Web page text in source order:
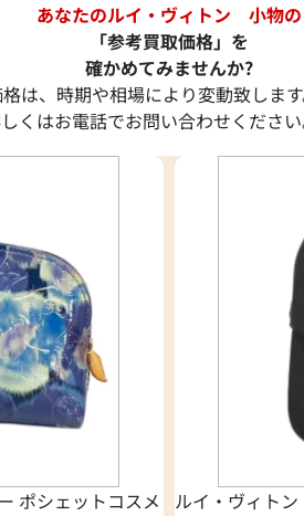
あなたのルイ・ヴィトン 小物の
「参考買取価格」を
確かめてみませんか?
は、時期や相場により変動致しま
くはお電話でお問い合わせください
ポシェットコスメ
ルイ・ヴィト